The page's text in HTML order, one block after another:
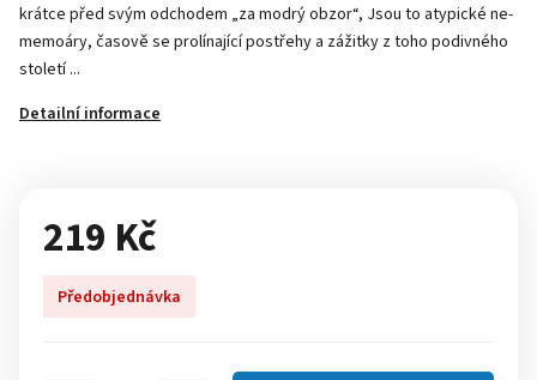
krátce před svým odchodem „za modrý obzor“, Jsou to atypické ne-
memoáry, časově se prolínající postřehy a zážitky z toho podivného
století ...
Detailní informace
219 Kč
Předobjednávka